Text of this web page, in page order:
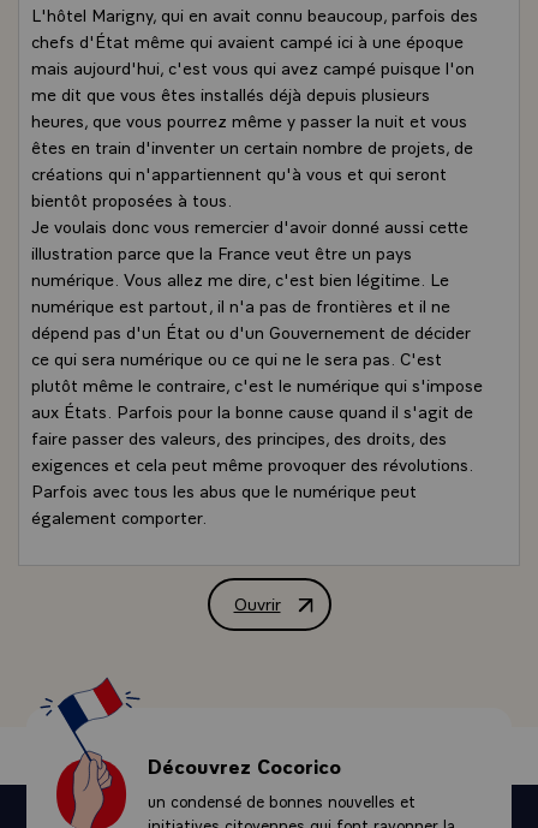
L'hôtel Marigny, qui en avait connu beaucoup, parfois des
chefs d'État même qui avaient campé ici à une époque
mais aujourd'hui, c'est vous qui avez campé puisque l'on
me dit que vous êtes installés déjà depuis plusieurs
heures, que vous pourrez même y passer la nuit et vous
êtes en train d'inventer un certain nombre de projets, de
créations qui n'appartiennent qu'à vous et qui seront
bientôt proposées à tous.
Je voulais donc vous remercier d'avoir donné aussi cette
illustration parce que la France veut être un pays
numérique. Vous allez me dire, c'est bien légitime. Le
numérique est partout, il n'a pas de frontières et il ne
dépend pas d'un État ou d'un Gouvernement de décider
ce qui sera numérique ou ce qui ne le sera pas. C'est
plutôt même le contraire, c'est le numérique qui s'impose
aux États. Parfois pour la bonne cause quand il s'agit de
faire passer des valeurs, des principes, des droits, des
exigences et cela peut même provoquer des révolutions.
Parfois avec tous les abus que le numérique peut
également comporter.
de ce grand enjeu du digital et du numérique. Alors nous
avons toutes les preuves grâce aux entreprises que nous
aventures d'entreprises, on a toujours une liste qui
comporte pour chacune des initiatives : un Français :
EBAY, DEEZER et de nombreuses start-up, encore
aujourd'hui BLABLACAR qui a su lever des millions de
dollars pour financer son développement.
Ce qui existe au niveau des entreprises doit exister au
Ouvrir
Déclaration de M. François Hollande,
Découvrez Cocorico
un condensé de bonnes nouvelles et